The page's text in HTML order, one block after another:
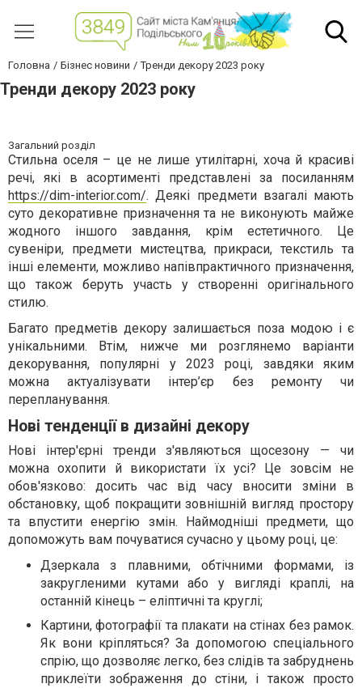
Головна Бізнес новини Тренди декору 2023 року
Тренди декору 2023 року
Загальний розділ
Стильна оселя – це не лише утилітарні, хоча й красиві
речі, які в асортименті представлені за посиланням
https://dim-interior.com/. Деякі предмети взагалі мають
суто декоративне призначення та не виконують майже
жодного іншого завдання, крім естетичного. Це
сувеніри, предмети мистецтва, прикраси, текстиль та
інші елементи, можливо напівпрактичного призначення,
що також беруть участь у створенні оригінального
стилю.
Багато предметів декору залишається поза модою і є
унікальними. Втім, нижче ми розглянемо варіанти
декорування, популярні у 2023 році, завдяки яким
можна актуалізувати інтер’єр без ремонту чи
перепланування.
Нові тенденції в дизайні декору
Нові інтер'єрні тренди з'являються щосезону — чи
можна охопити й використати їх усі? Це зовсім не
обов'язково: досить час від часу вносити зміни в
обстановку, щоб покращити зовнішній вигляд простору
та впустити енергію змін. Наймодніші предмети, що
допоможуть вам почуватися сучасно у цьому році, це:
Дзеркала з плавними, обтічними формами, із
закругленими кутами або у вигляді краплі, на
останній кінець – еліптичні та круглі;
Картини, фотографії та плакати на стінах без рамок.
Як вони кріпляться? За допомогою спеціального
спрію, що дозволяє легко, без слідів та забруднень
приклеїти зображення до стіни, і також просто